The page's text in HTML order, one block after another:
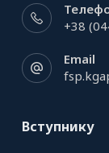
+38
Email
Вступнику